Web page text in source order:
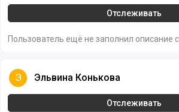
Отслеживать
Пользователь ещё не заполнил описание
Эльвина Конькова
Э Эльвина Конькова
Отслеживать